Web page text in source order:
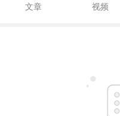
文章 视频